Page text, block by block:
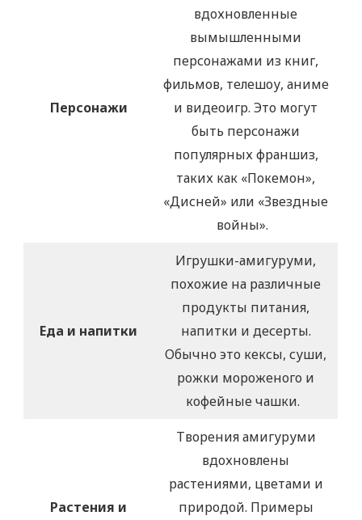
Персонажи
вдохновленные
вымышленными
персонажами из книг,
фильмов, телешоу, аниме
и видеоигр. Это могут
быть персонажи
популярных франшиз,
таких как «Покемон»,
«Дисней» или «Звездные
войны».
Еда и напитки
Игрушки-амигуруми,
похожие на различные
продукты питания,
напитки и десерты.
Обычно это кексы, суши,
рожки мороженого и
кофейные чашки.
Растения и
Творения амигуруми
вдохновлены
растениями, цветами и
природой. Примеры